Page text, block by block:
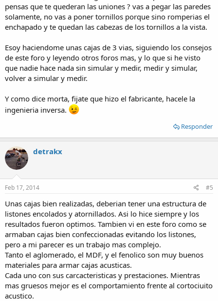
pensas que te quederan las uniones ? vas a pegar las paredes
solamente, no vas a poner tornillos porque sino romperias el
enchapado y te quedan las cabezas de los tornillos a la vista.
Esoy haciendome unas cajas de 3 vias, siguiendo los consejos
de este foro y leyendo otros foros mas, y lo que si he visto
que nadie hace nada sin simular y medir, medir y simular,
volver a simular y medir.
Y como dice morta, fijate que hizo el fabricante, hacele la
ingenieria inversa.
Responder
detrakx
Feb 17, 2014 #5
Unas cajas bien realizadas, deberian tener una estructura de
listones encolados y atornillados. Asi lo hice siempre y los
resultados fueron optimos. Tambien vi en este foro como se
armaban cajas bien confeccionadas evitando los listones,
pero a mi parecer es un trabajo mas complejo.
Tanto el aglomerado, el MDF, y el fenolico son muy buenos
materiales para armar cajas acusticas.
Cada uno con sus carcacteristicas y prestaciones. Mientras
mas gruesos mejor es el comportamiento frente al cortociuito
acustico.